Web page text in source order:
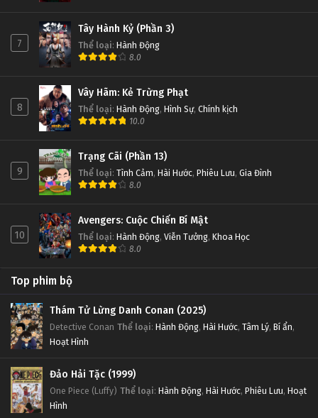
7
Tây Hành Kỷ (Phần 3)
Thể loại: Hành Động
8.0
8
Vây Hãm: Kẻ Trừng Phạt
Thể loại: Hành Động, Hình Sự, Chính kịch
10.0
9
Trạng Cãi (Phần 13)
Thể loại: Tình Cảm, Hài Hước, Phiêu Lưu, Gia Đình
8.0
10
Avengers: Cuộc Chiến Bí Mật
Thể loại: Hành Động, Viễn Tưởng, Khoa Học
8.0
Top phim bộ
Thám Tử Lừng Danh Conan (2025)
Detective Conan Thể loại: Hành Động, Hài Hước, Tâm Lý, Bí ẩn,
Hoạt Hình
Đảo Hải Tặc (1999)
One Piece (Luffy) Thể loại: Hành Động, Hài Hước, Phiêu Lưu, Hoạt
Hình